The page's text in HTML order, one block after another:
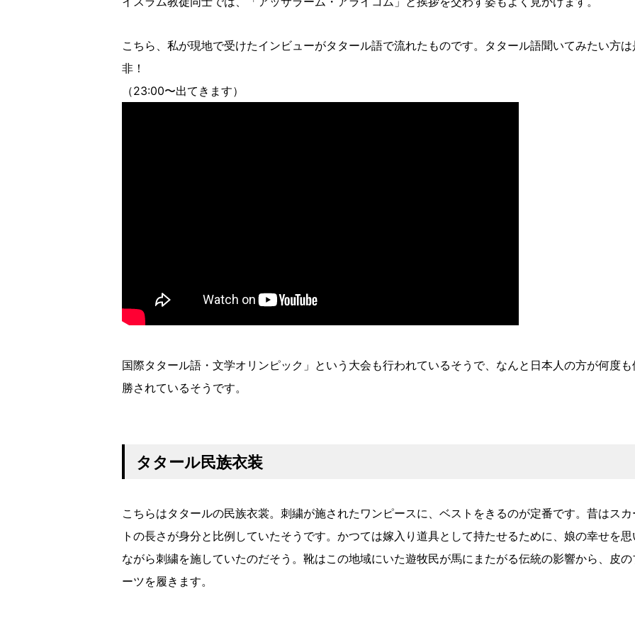
こちら、私が現地で受けたインビューがタタール語で流れたものです。タタール語聞いてみたい方は
非！
（23:00〜出てきます）
国際タタール語・文学オリンピック」という大会も行われているそうで、なんと日本人の方が何度も
勝されているそうです。
タタール民族衣装
こちらはタタールの民族衣裳。刺繍が施されたワンピースに、ベストをきるのが定番です。昔はスカ
トの長さが身分と比例していたそうです。かつては嫁入り道具として持たせるために、娘の幸せを思
ながら刺繍を施していたのだそう。靴はこの地域にいた遊牧民が馬にまたがる伝統の影響から、皮の
ーツを履きます。